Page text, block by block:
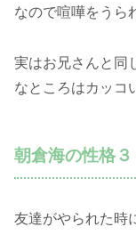
なので喧嘩をうら
実はお兄さんと同
なところはカッコ
朝倉海の性格
友達がやられた時